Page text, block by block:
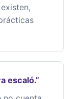
escaló.”